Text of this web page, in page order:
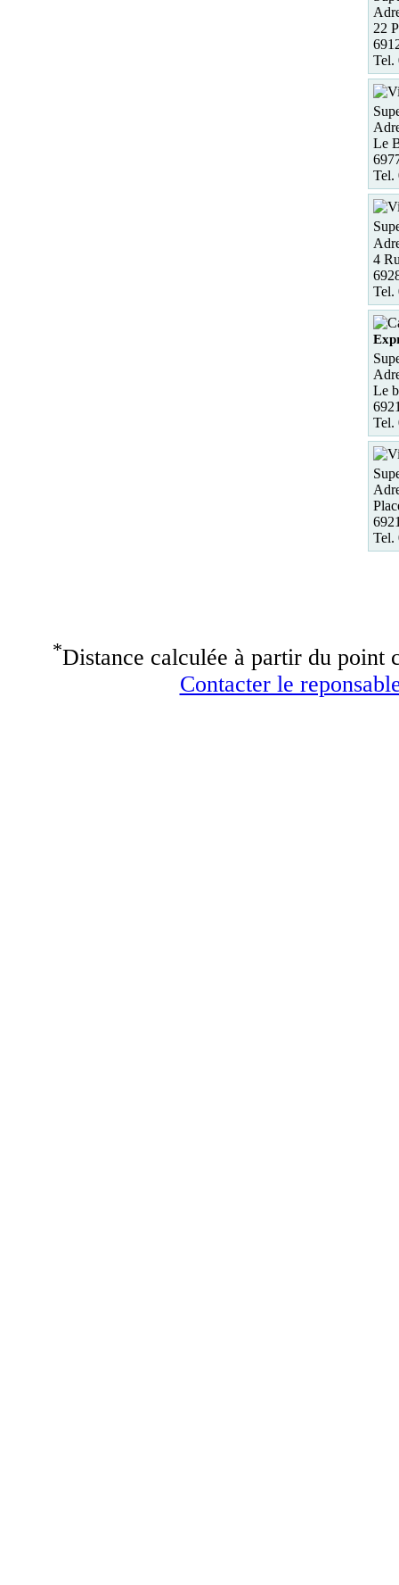
22
Tel.
Le
Tel.
4
Tel.
Le
Tel.
Tel.
*Distance calculée à partir du point
Contacter le